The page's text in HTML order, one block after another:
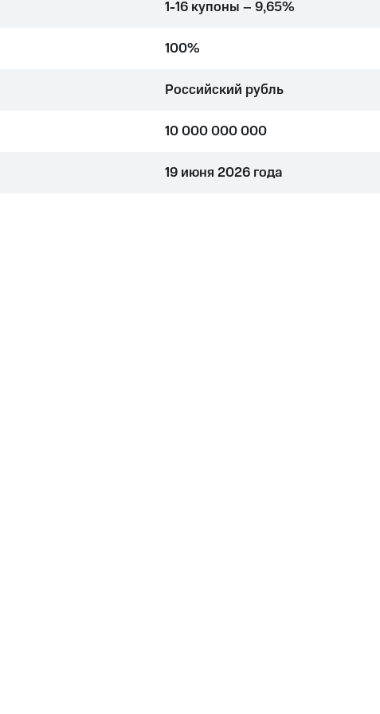
1-16 купоны – 9,65%
100%
Российский рубль
10 000 000 000
19 июня 2026 года